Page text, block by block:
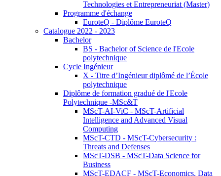
Technologies et Entrepreneuriat (Master)
Programme d'échange
EuroteQ - Diplôme EuroteQ
Catalogue 2022 - 2023
Bachelor
BS - Bachelor of Science de l'Ecole
polytechnique
Cycle Ingénieur
X - Titre d’Ingénieur diplômé de l’École
polytechnique
Diplôme de formation gradué de l'Ecole
Polytechnique -MSc&T
MScT-AI-ViC - MScT-Artificial
Intelligence and Advanced Visual
Computing
MScT-CTD - MScT-Cybersecurity :
Threats and Defenses
MScT-DSB - MScT-Data Science for
Business
MScT-EDACF - MScT-Economics, Data